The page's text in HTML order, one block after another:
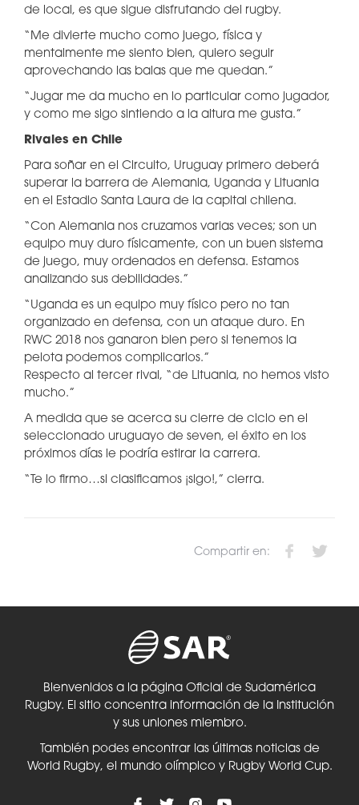
de local, es que sigue disfrutando del rugby.
“Me divierte mucho como juego, física y
mentalmente me siento bien, quiero seguir
aprovechando las balas que me quedan.”
“Jugar me da mucho en lo particular como jugador,
y como me sigo sintiendo a la altura me gusta.”
Rivales en Chile
Para soñar en el Circuito, Uruguay primero deberá
superar la barrera de Alemania, Uganda y Lituania
en el Estadio Santa Laura de la capital chilena.
“Con Alemania nos cruzamos varias veces; son un
equipo muy duro físicamente, con un buen sistema
de juego, muy ordenados en defensa. Estamos
analizando sus debilidades.”
“Uganda es un equipo muy físico pero no tan
organizado en defensa, con un ataque duro. En
RWC 2018 nos ganaron bien pero si tenemos la
pelota podemos complicarlos.”
Respecto al tercer rival, “de Lituania, no hemos visto
mucho.”
A medida que se acerca su cierre de ciclo en el
seleccionado uruguayo de seven, el éxito en los
próximos días le podría estirar la carrera.
“Te lo firmo…si clasificamos ¡sigo!,” cierra.
Compartir en:
Bienvenidos a la página Oficial de Sudamérica
Rugby. El sitio concentra información de la Institución
y sus uniones miembro.
También podes encontrar las últimas noticias de
World Rugby, el mundo olímpico y Rugby World Cup.